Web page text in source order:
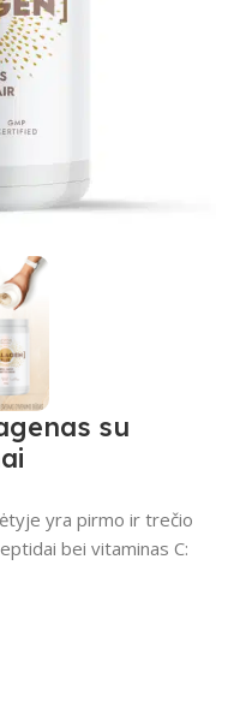
su
yra pirmo ir trečio
bei vitaminas C: